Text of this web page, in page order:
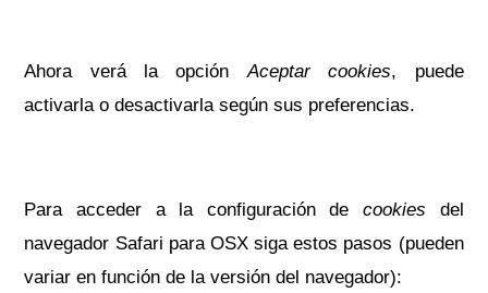
Ahora verá la opciónAceptar cookies, puede
activarla o desactivarla según sus preferencias.
Para acceder a la configuración de cookies del
navegador Safari para OSX siga estos pasos (pueden
variar en función de la versión del navegador):